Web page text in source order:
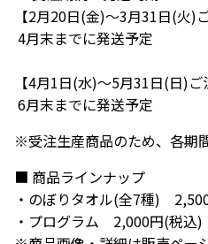
【2月20日(金)～3月31日(火)
4月末までに発送予定
【4月1日(水)～5月31日(日)ご
6月末までに発送予定
※受注生産商品のため、各期
■ 商品ラインナップ
・のぼりタオル(全7種)
・プログラム 2,000円(税込)